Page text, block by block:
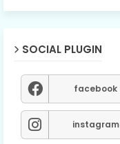
SOCIAL PLUGIN
facebook
instagram